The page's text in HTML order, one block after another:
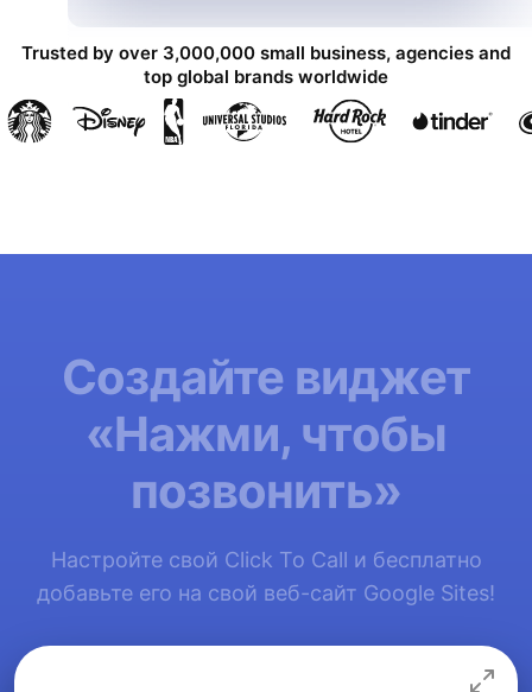
Trusted by over 3,000,000 small business, agencies and
top global brands worldwide
Создайте виджет
«Нажми, чтобы
позвонить»
Настройте свой Click To Call и бесплатно
добавьте его на свой веб-сайт Google Sites!